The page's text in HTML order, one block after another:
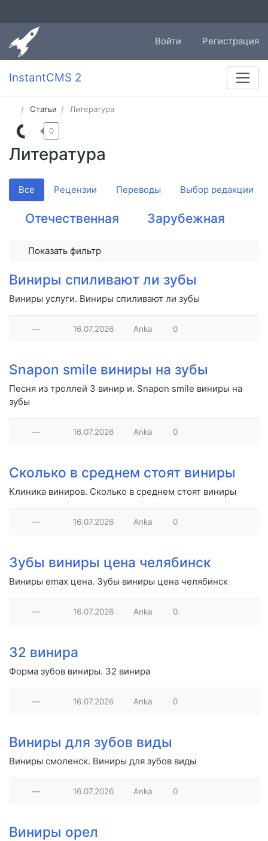
Войти Регистрация
InstantCMS 2
Статьи Литература
Литература
0
Все Рецензии Переводы Выбор редакции
Отечественная Зарубежная
Показать фильтр
Виниры спиливают ли зубы
Виниры услуги. Виниры спиливают ли зубы
— 16.07.2026 Anka 0
Snapon smile виниры на зубы
Песня из троллей 3 винир и. Snapon smile виниры на
зубы
— 16.07.2026 Anka 0
Сколько в среднем стоят виниры
Клиника виниров. Сколько в среднем стоят виниры
— 16.07.2026 Anka 0
Зубы виниры цена челябинск
Виниры emax цена. Зубы виниры цена челябинск
— 16.07.2026 Anka 0
32 винира
Форма зубов виниры. 32 винира
— 16.07.2026 Anka 0
Виниры для зубов виды
Виниры смоленск. Виниры для зубов виды
— 16.07.2026 Anka 0
Виниры орел